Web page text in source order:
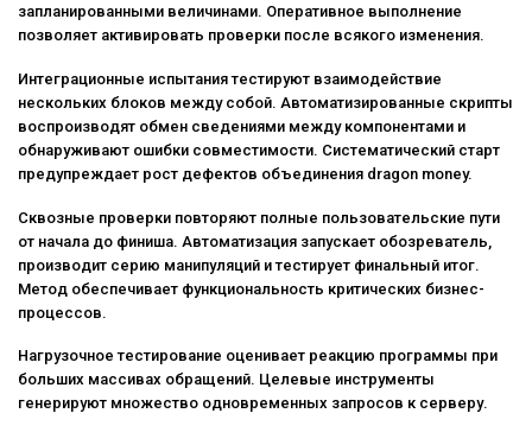
запланированными величинами. Оперативное выполнение
позволяет активировать проверки после всякого изменения.
Интеграционные испытания тестируют взаимодействие
нескольких блоков между собой. Автоматизированные скрипты
воспроизводят обмен сведениями между компонентами и
обнаруживают ошибки совместимости. Систематический старт
предупреждает рост дефектов объединения dragon money.
Сквозные проверки повторяют полные пользовательские пути
от начала до финиша. Автоматизация запускает обозреватель,
производит серию манипуляций и тестирует финальный итог.
Метод обеспечивает функциональность критических бизнес-
процессов.
Нагрузочное тестирование оценивает реакцию программы при
больших массивах обращений. Целевые инструменты
генерируют множество одновременных запросов к серверу.